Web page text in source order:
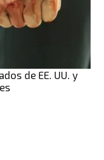
de EE. UU. y